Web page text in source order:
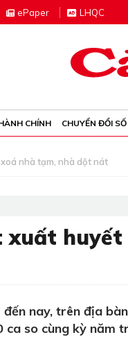
ePaper LHQC
CHÍNH CHUYỂN ĐỔI SỐ
nhà tạm, nhà dột nát
xuất huyết
nay, trên địa
so cùng kỳ năm